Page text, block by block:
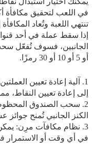
في اللعب لتحقيق مكافأة
تنتهي اللعبة وتُعاد
إذا سقط عملة في أحد
أو 5 أو 10 أو 30 رمزًا.
1. آلية إعادة تعيين
إلى إعادة تعيين النقاط،
2. سحب الصندوق
الكنز الجانبي تُمنح جوائز عشوائية بقيمة 3
3. نظام مكافآت مرِن: يمكن
في أي وقت أو الاستمرار